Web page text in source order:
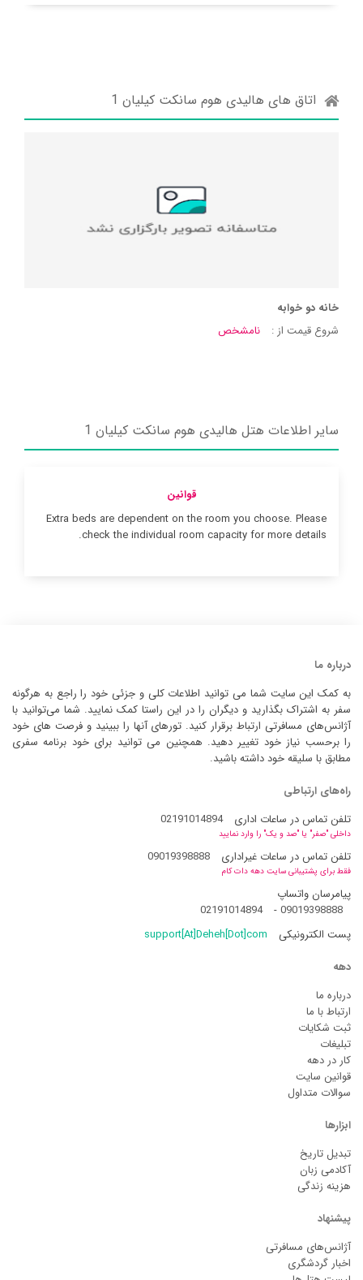
اتاق های هالیدی هوم سانکت کیلیان 1
خانه دو خوابه
شروع قیمت از :
نامشخص
سایر اطلاعات هتل هالیدی هوم سانکت کیلیان 1
قوانین
Extra beds are dependent on the room you choose. Please
check the individual room capacity for more details.
درباره ما
به کمک این سایت شما می توانید اطلاعات کلی و جزئی خود را راجع به هرگونه
سفر به اشتراک بگذارید و دیگران را در این راستا کمک نمایید. شما می‌توانید با
آژانس‌های مسافرتی ارتباط برقرار کنید. تورهای آنها را ببینید و فرصت های خود
را برحسب نیاز خود تغییر دهید. همچنین می توانید برای خود برنامه سفری
مطابق با سلیقه خود داشته باشید.
راه‌های ارتباطی
تلفن تماس در ساعات اداری
02191014894
داخلی "صفر" یا "صد و یک" را وارد نمایید
تلفن تماس در ساعات غیراداری 09019398888
فقط برای پشتیبانی سایت دهه دات کام
پیامرسان واتساپ
09019398888
-
02191014894
پست الکترونیکی
support[At]Deheh[Dot]com
دهه
درباره ما
ارتباط با ما
ثبت شکایات
تبلیغات
کار در دهه
قوانین سایت
سوالات متداول
ابزارها
تبدیل تاریخ
آکادمی زبان
هزینه زندگی
پیشنهاد
آژانس‌های مسافرتی
اخبار گردشگری